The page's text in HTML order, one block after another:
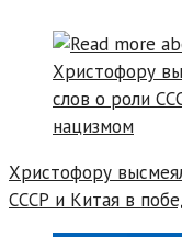
Христофору
СССР и Китая в